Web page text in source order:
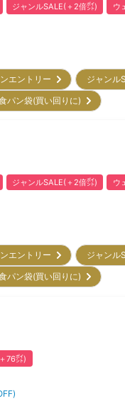
ジャンルSALE(＋2倍㌽) ウ
ンエントリー ジャン
パン袋(買い回りに)
ジャンルSALE(＋2倍㌽) ウ
ンエントリー ジャン
パン袋(買い回りに)
76㌽)